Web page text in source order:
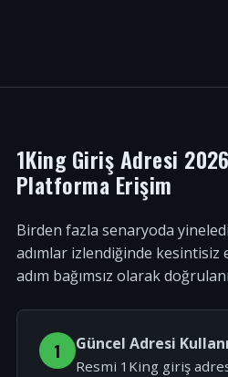
1King Giriş Adresi
Platforma Erişim
Birden fazla senaryoda
adımlar izlendiğinde kesintisiz
adım bağımsız olarak
1 Güncel Adresi
Resmi 1King giriş